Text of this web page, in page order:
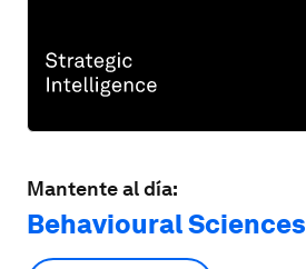
Mantente al día:
Behavioural Sciences